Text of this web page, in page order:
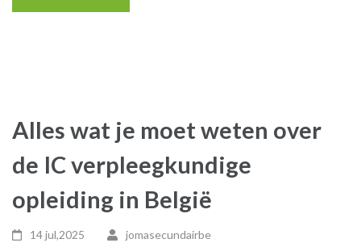
Alles wat je moet weten over
de IC verpleegkundige
opleiding in België
14 jul,2025
jomasecundairbe